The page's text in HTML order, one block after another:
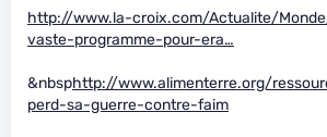
http://www.la-croix.com/Actualite/
vaste-programme-pour-era…
&nbsphttp://www.alimenterre.org/
perd-sa-guerre-contre-faim